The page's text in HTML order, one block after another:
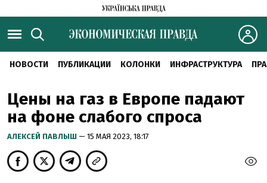
НОВОСТИ ПУБЛИКАЦИИ КОЛОНКИ ИНФРАСТРУКТУРА
Цены на газ в Европе падают
на фоне слабого спроса
АЛЕКСЕЙ ПАВЛЫШ — 15 МАЯ 2023, 18:17